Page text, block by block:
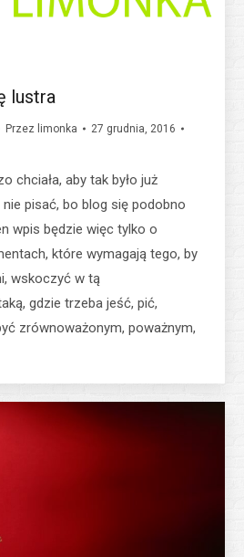
lustra
Przez limonka
27 grudnia, 2016
chciała, aby tak było już
nie pisać, bo blog się podobno
wpis będzie więc tylko o
które wymagają tego, by
wskoczyć w tą
gdzie trzeba jeść, pić,
zrównoważonym, poważnym,